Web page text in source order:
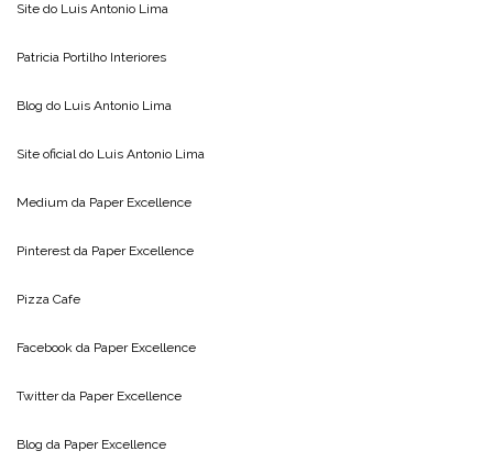
Site do Luis Antonio Lima
Patricia Portilho Interiores
Blog do Luis Antonio Lima
Site oficial do Luis Antonio Lima
Medium da Paper Excellence
Pinterest da Paper Excellence
Pizza Cafe
Facebook da Paper Excellence
Twitter da Paper Excellence
Blog da Paper Excellence